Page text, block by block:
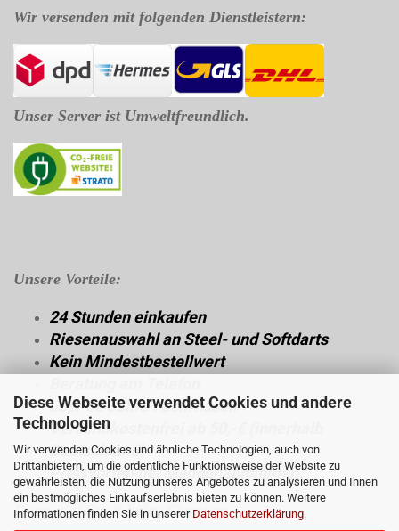
Diese Webseite verwendet Cookies und andere
Technologien
Wir verwenden Cookies und ähnliche Technologien, auch von
Drittanbietern, um die ordentliche Funktionsweise der Website zu
gewährleisten, die Nutzung unseres Angebotes zu analysieren und Ihnen
ein bestmögliches Einkaufserlebnis bieten zu können. Weitere
Informationen finden Sie in unserer Datenschutzerklärung.
Wir versenden mit folgenden Dienstleistern:
Unser Server ist Umweltfreundlich.
Unsere Vorteile:
24 Stunden einkaufen
Riesenauswahl an Steel- und Softdarts
Kein Mindestbestellwert
über 30 Jahre Fachwissen
Versandkostenfrei ab 50,-€ (innerhalb
Deutschland)
Preisvorteil bei Mengenabnahmen
Dann viel Spaß beim Shoppen.